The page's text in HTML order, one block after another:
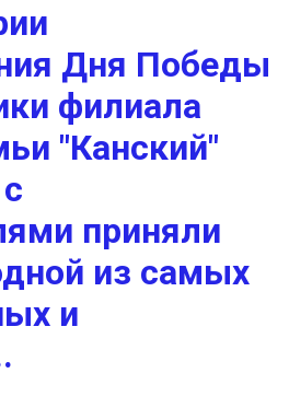
Дня Победы
филиала
"Канский"
приняли
из самых
и